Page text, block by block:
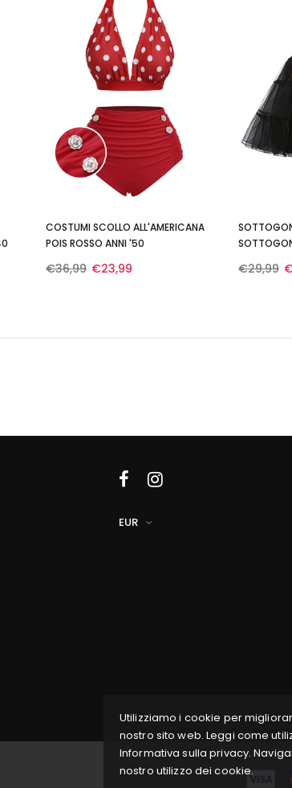
COSTUMI SCOLLO ALL'AMERICANA
POIS ROSSO ANNI '50
€36,99 €23,99 €29,99
Utilizziamo i cookie per
nostro sito web. Leggi come
Informativa sulla privacy.
nostro utilizzo dei cookie.
EUR